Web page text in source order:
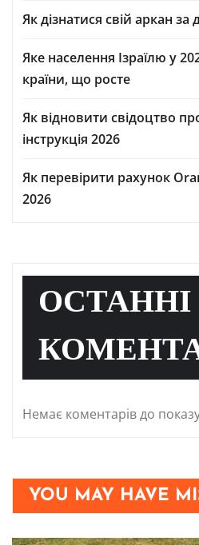
Як дізнатися свій аркан
Яке населення Ізраїлю у
країни, що росте
Як відновити свідоцтво
інструкція 2026
Як перевірити рахунок
2026
ОСТАННІ
Немає коментарів до
YOU MAY HAVE